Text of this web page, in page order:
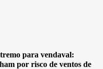
para vendaval:
por risco de ventos de